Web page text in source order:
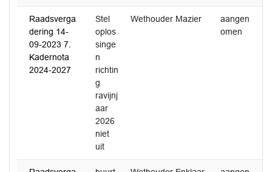
Raadsverga
dering 14-
09-2023 7.
Kadernota
2024-2027
Stel
oplos
singe
n
richtin
g
ravijnj
aar
2026
niet
uit
Wethouder Mazier
aangen
omen